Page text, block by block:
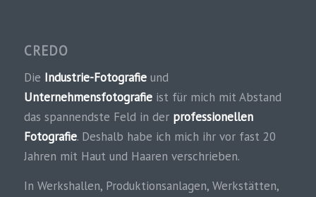
CREDO
Die Industrie-Fotografieund
Unternehmensfotografieist für mich mit Abstand
das spannendste Feld in der professionellen
Fotografie. Deshalb habe ich mich ihr vor fast 20
Jahren mit Haut und Haaren verschrieben.
In Werkshallen, Produktionsanlagen, Werkstätten,